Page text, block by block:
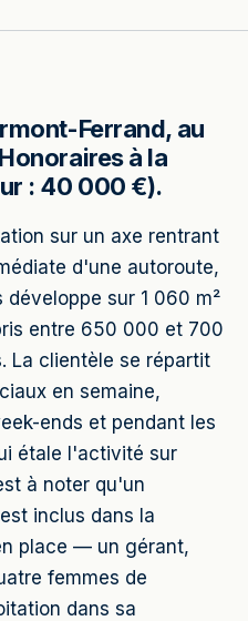
Ferrand, au
à la
: 40 000 €).
sur un axe rentrant
d'une autoroute,
sur 1 060 m²
entre 650 000 et 700
La clientèle se répartit
en semaine,
ends et pendant les
étale l'activité sur
à noter qu'un
inclus dans la
place — un gérant,
femmes de
dans sa